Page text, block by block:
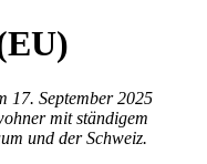
17. September 2025
mit ständigem
und der Schweiz.